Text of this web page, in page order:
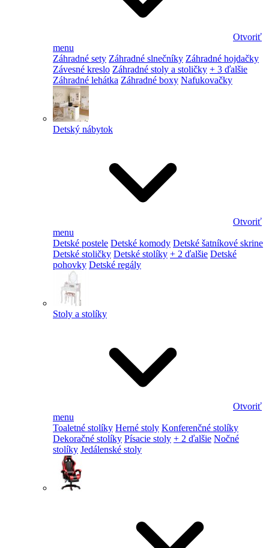
Otvoriť
menu
Záhradné sety Záhradné slnečníky Záhradné hojdačky
Závesné kreslo Záhradné stoly a stoličky + 3 ďalšie
Záhradné lehátka Záhradné boxy Nafukovačky
Detský nábytok
Otvoriť
menu
Detské postele Detské komody Detské šatníkové skrine
Detské stoličky Detské stolíky + 2 ďalšie Detské
pohovky Detské regály
Stoly a stolíky
Otvoriť
menu
Toaletné stolíky Herné stoly Konferenčné stolíky
Dekoračné stolíky Písacie stoly + 2 ďalšie Nočné
stolíky Jedálenské stoly